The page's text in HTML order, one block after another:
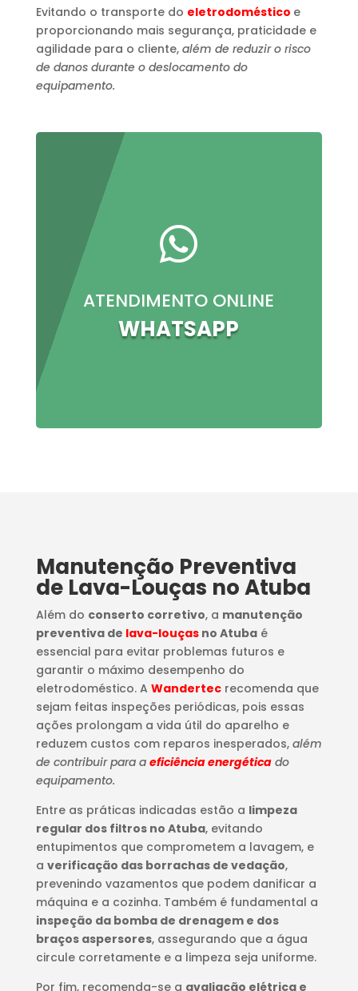
Evitando o transporte do eletrodoméstico e
proporcionando mais segurança, praticidade e
agilidade para o cliente, além de reduzir o risco
de danos durante o deslocamento do
equipamento.

ATENDIMENTO ONLINE
WHATSAPP
Manutenção Preventiva
de Lava-Louças no Atuba
Além do conserto corretivo, a manutenção
preventiva de lava-louçasno Atubaé
essencial para evitar problemas futuros e
garantir o máximo desempenho do
eletrodoméstico. A Wandertec recomenda que
sejam feitas inspeções periódicas, pois essas
ações prolongam a vida útil do aparelho e
reduzem custos com reparos inesperados, além
de contribuir para a eficiência energéticado
equipamento.
Entre as práticas indicadas estão a limpeza
regular dos filtros no Atuba, evitando
entupimentos que comprometem a lavagem, e
a verificação das borrachas de vedação,
prevenindo vazamentos que podem danificar a
máquina e a cozinha. Também é fundamental a
inspeção da bomba de drenagem e dos
braços aspersores, assegurando que a água
circule corretamente e a limpeza seja uniforme.
Por fim, recomenda-se a avaliação elétrica e